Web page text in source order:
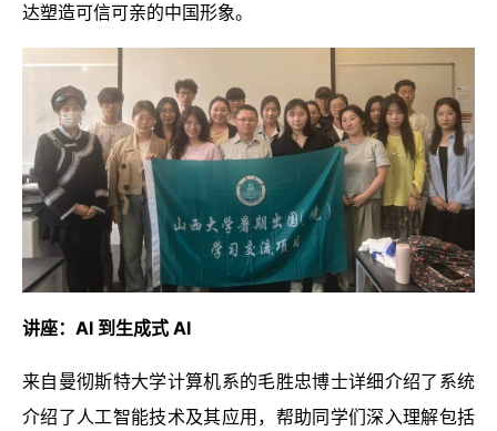
达塑造可信可亲的中国形象。
讲座：AI 到生成式 AI
来自曼彻斯特大学计算机系的毛胜忠博士详细介绍了系统
介绍了人工智能技术及其应用，帮助同学们深入理解包括